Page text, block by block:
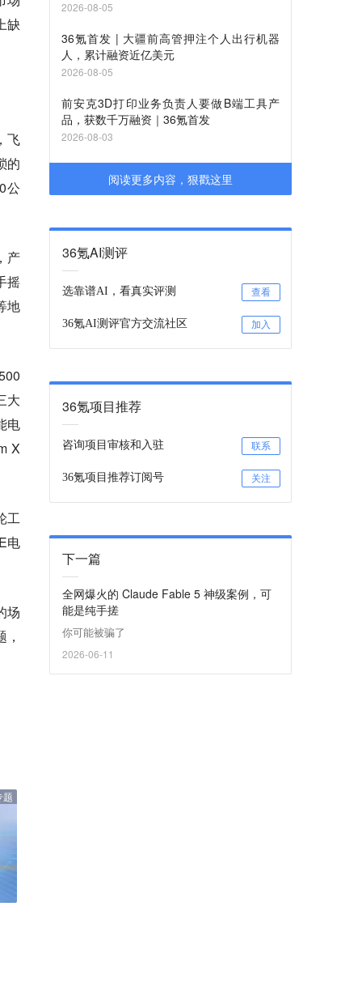
缺
飞
的
公
产
摇
地
大
电
X
工
电
场
题
2026-08-05
36氪首发 | 大疆前高管押注个人出行机器
人，累计融资近亿美元
2026-08-05
前安克3D打印业务负责人要做B端工具产
品，获数千万融资｜36氪首发
2026-08-03
阅读更多内容，狠戳这里
36氪AI测评
选靠谱AI，看真实评测 查看
36氪AI测评官方交流社区 加入
36氪项目推荐
咨询项目审核和入驻 联系
36氪项目推荐订阅号 关注
下一篇
全网爆火的 Claude Fable 5 神级案例，可
能是纯手搓
你可能被骗了
2026-06-11